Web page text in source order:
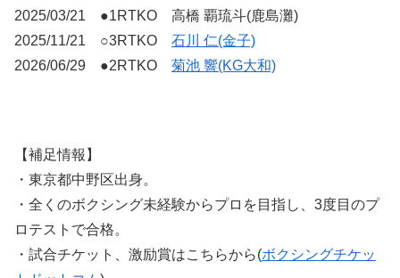
2025/03/21 ●1RTKO 高橋 覇琉斗(鹿島灘)
2025/11/21 ○3RTKO 石川 仁(金子)
2026/06/29 ●2RTKO 菊池 響(KG大和)
【補足情報】
・東京都中野区出身。
・全くのボクシング未経験からプロを目指し、3度目のプ
ロテストで合格。
・試合チケット、激励賞はこちらから(ボクシングチケッ